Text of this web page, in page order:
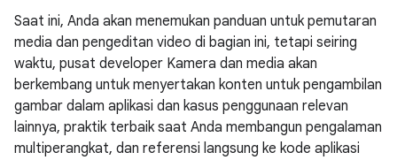
Saat ini, Anda akan menemukan panduan untuk pemutaran
media dan pengeditan video di bagian ini, tetapi seiring
waktu, pusat developer Kamera dan media akan
berkembang untuk menyertakan konten untuk pengambilan
gambar dalam aplikasi dan kasus penggunaan relevan
lainnya, praktik terbaik saat Anda membangun pengalaman
multiperangkat, dan referensi langsung ke kode aplikasi